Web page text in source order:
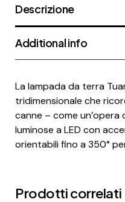
Descrizione
Additional info
La lampada da terra
tridimensionale che
canne – come
luminose a LED con
orientabili fino a 350°
Prodotti correlati